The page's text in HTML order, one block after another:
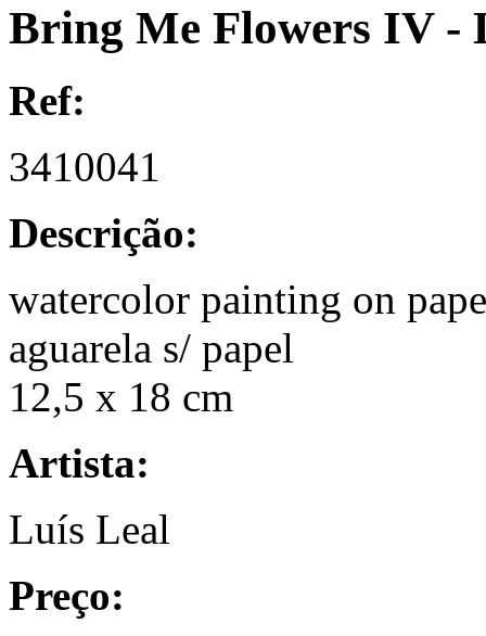
Bring Me Flowers IV -
Ref:
3410041
Descrição:
watercolor painting on
aguarela s/ papel
12,5 x 18 cm
Artista:
Luís Leal
Preço: